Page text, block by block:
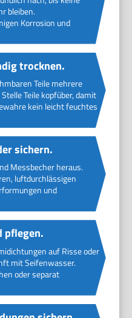
bleiben.
Korrosion und
trocknen.
Teile mehrere
Teile kopfüber, damit
kein leicht feuchtes
sichern.
Messbecher heraus.
luftdurchlässigen
und
pflegen.
auf Risse oder
mit Seifenwasser.
oder separat